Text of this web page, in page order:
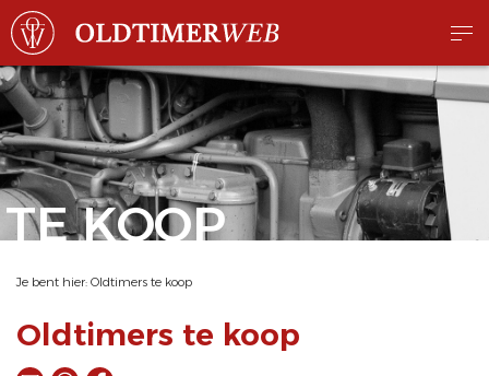
TE KOOP
Je bent hier: Oldtimers te koop
Oldtimers te koop